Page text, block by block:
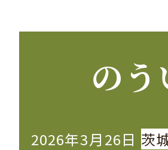
の
2026年3月26日 茨